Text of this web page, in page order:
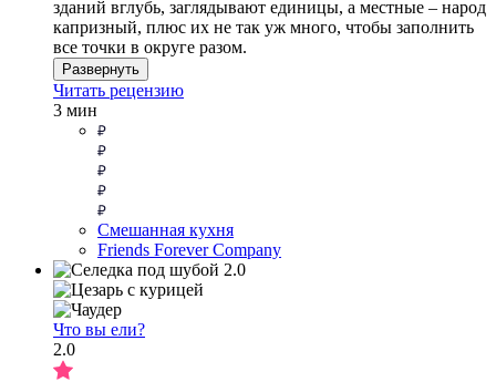
зданий вглубь, заглядывают единицы, а местные – народ
капризный, плюс их не так уж много, чтобы заполнить
все точки в округе разом.
Развернуть
Читать рецензию
3 мин
Смешанная кухня
Friends Forever Company
Что вы ели?
2.0